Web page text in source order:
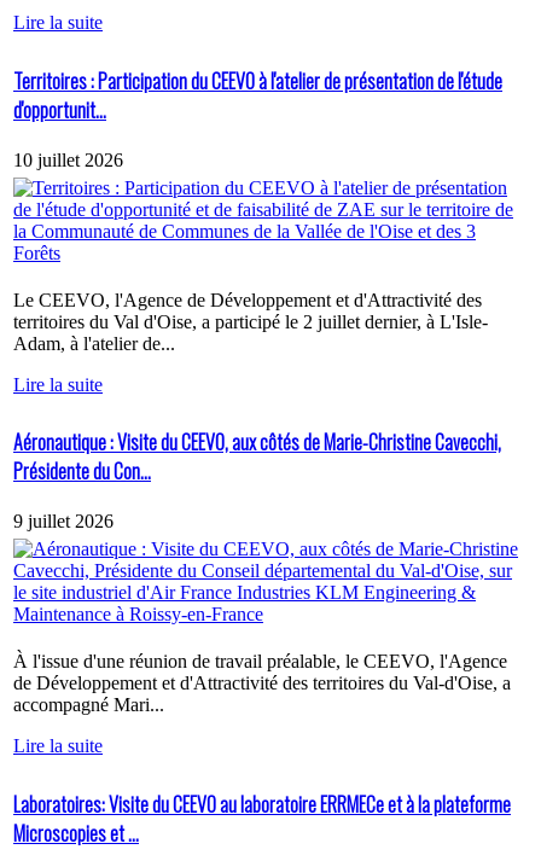
Lire la suite
Territoires : Participation du CEEVO à l'atelier de présentation de l'étude
d'opportunit...
10 juillet 2026
Le CEEVO, l'Agence de Développement et d'Attractivité des
territoires du Val d'Oise, a participé le 2 juillet dernier, à L'Isle-
Adam, à l'atelier de...
Lire la suite
Aéronautique : Visite du CEEVO, aux côtés de Marie-Christine Cavecchi,
Présidente du Con...
9 juillet 2026
À l'issue d'une réunion de travail préalable, le CEEVO, l'Agence
de Développement et d'Attractivité des territoires du Val-d'Oise, a
accompagné Mari...
Lire la suite
Laboratoires: Visite du CEEVO au laboratoire ERRMECe et à la plateforme
Microscopies et ...